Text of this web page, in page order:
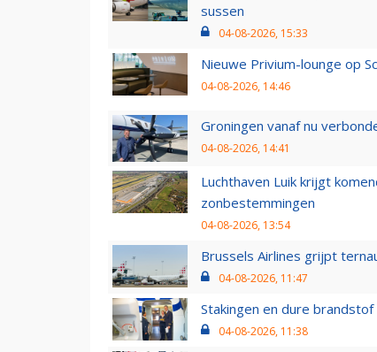
sussen
04-08-2026, 15:33
Nieuwe Privium-lounge op
04-08-2026, 14:46
Groningen vanaf nu
04-08-2026, 14:41
Luchthaven Luik krijgt
zonbestemmingen
04-08-2026, 13:54
Brussels Airlines grijpt
04-08-2026, 11:47
Stakingen en dure
04-08-2026, 11:38